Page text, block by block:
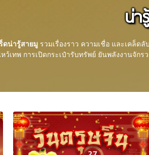
น่า
ดน่ารู้สายมู รวมเรื่องราว ความเชื่อ และเคล็ด
ว้เทพ การเปิดกระเป๋ารับทรัพย์ ยันพลังงานจั